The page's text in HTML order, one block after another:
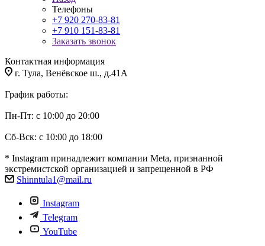
Телефоны
+7 920 270-83-81
+7 910 151-83-81
Заказать звонок
Контактная информация
г. Тула, Венёвское ш., д.41А
График работы:
Пн-Пт: с 10:00 до 20:00
Сб-Вск: с 10:00 до 18:00
* Instagram принадлежит компании Meta, признанной
экстремистской организацией и запрещенной в РФ
Shinntula1@mail.ru
Instagram
Telegram
YouTube